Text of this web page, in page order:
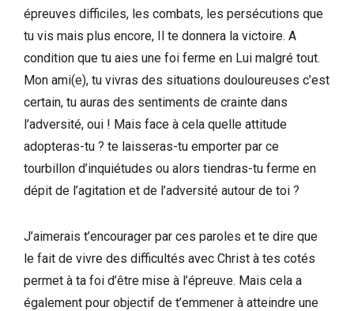
épreuves difficiles, les combats, les persécutions que
tu vis mais plus encore, Il te donnera la victoire. A
condition que tu aies une foi ferme en Lui malgré tout.
Mon ami(e), tu vivras des situations douloureuses c’est
certain, tu auras des sentiments de crainte dans
l’adversité, oui ! Mais face à cela quelle attitude
adopteras-tu ? te laisseras-tu emporter par ce
tourbillon d’inquiétudes ou alors tiendras-tu ferme en
dépit de l’agitation et de l’adversité autour de toi ?
J’aimerais t’encourager par ces paroles et te dire que
le fait de vivre des difficultés avec Christ à tes cotés
permet à ta foi d’être mise à l’épreuve. Mais cela a
également pour objectif de t’emmener à atteindre une